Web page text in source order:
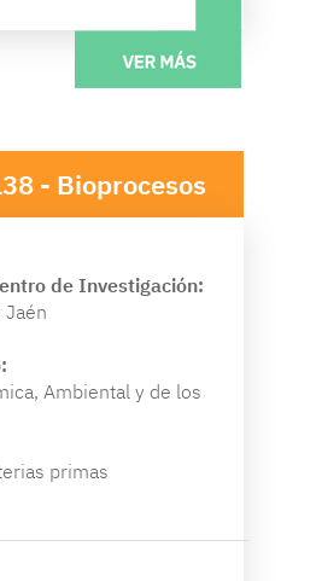
- Bioprocesos
de Investigación:
Jaén
Ambiental y de los
primas